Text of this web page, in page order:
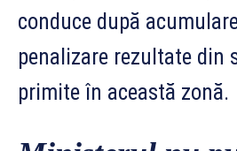
conduce după
penalizare rezultate din
primite în această zonă.